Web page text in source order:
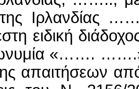
της Ιρλανδίας
ειδική
«……. …….»,
απαιτήσεων